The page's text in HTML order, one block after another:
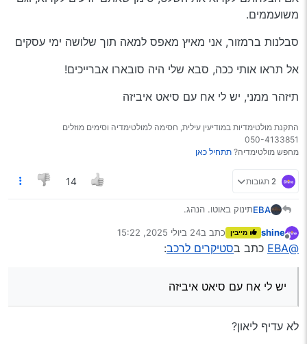
משועממים.
סבלנות ברמזור, אני מאיץ מאפס למאה תוך שלושה ימי עסקים
אל תראו אותי ככה, סבא שלי היה סובארו אברייכים!
תיזהר ממני, יש לי אח עם סיאט איביזה
התקנת מולטימדיות במודיעין עילית, חסימה למולטימדיה וסימים מוזלים
050-4133851
מחפש מולטימדיה? תתחיל כאן
2 תגובות 14
EBAתינוק באוטו. הנהג.
נהגת חדשה! במושב הימני
אם הצלחתם לקרוא את השלט, סימן שאתם יודעים לקרוא, וגם
מנותק
shine מייבין כתב ב24 ביולי 2025, 15:22
נערך לאחרונה על ידי
@EBA כתב בסטיקרים לרכב:
יש לי אח עם סיאט איביזה
לא עדיף ליאון?